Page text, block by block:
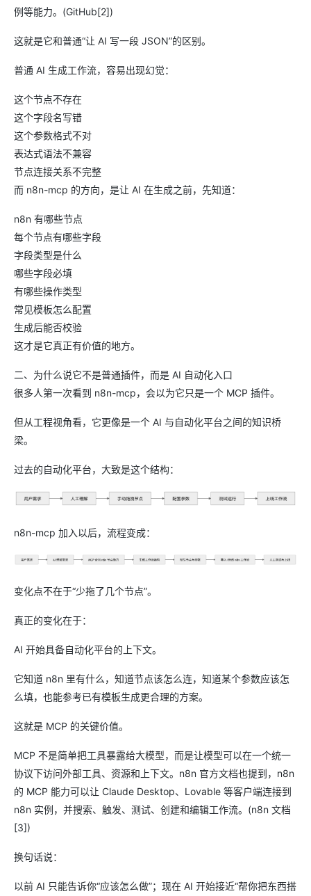
例等能力。(GitHub[2])
这就是它和普通“让 AI 写一段 JSON”的区别。
普通 AI 生成工作流，容易出现幻觉：
这个节点不存在
这个字段名写错
这个参数格式不对
表达式语法不兼容
节点连接关系不完整
而 n8n-mcp 的方向，是让 AI 在生成之前，先知道：
n8n 有哪些节点
每个节点有哪些字段
字段类型是什么
哪些字段必填
有哪些操作类型
常见模板怎么配置
生成后能否校验
这才是它真正有价值的地方。
二、为什么说它不是普通插件，而是 AI 自动化入口
很多人第一次看到 n8n-mcp，会以为它只是一个 MCP 插件。
但从工程视角看，它更像是一个 AI 与自动化平台之间的知识桥
梁。
过去的自动化平台，大致是这个结构：
n8n-mcp 加入以后，流程变成：
变化点不在于“少拖了几个节点”。
真正的变化在于：
AI 开始具备自动化平台的上下文。
它知道 n8n 里有什么，知道节点该怎么连，知道某个参数应该怎
么填，也能参考已有模板生成更合理的方案。
这就是 MCP 的关键价值。
MCP 不是简单把工具暴露给大模型，而是让模型可以在一个统一
协议下访问外部工具、资源和上下文。n8n 官方文档也提到，n8n
的 MCP 能力可以让 Claude Desktop、Lovable 等客户端连接到
n8n 实例，并搜索、触发、测试、创建和编辑工作流。(n8n 文档
[3])
换句话说：
以前 AI 只能告诉你“应该怎么做”；现在 AI 开始接近“帮你把东西搭